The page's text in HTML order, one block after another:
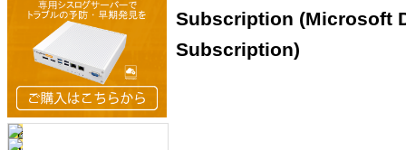
Subscription (Microsoft
Subscription)